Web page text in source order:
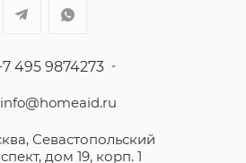
495 9874273
info@homeaid.ru
Севастопольский
дом 19, корп. 1